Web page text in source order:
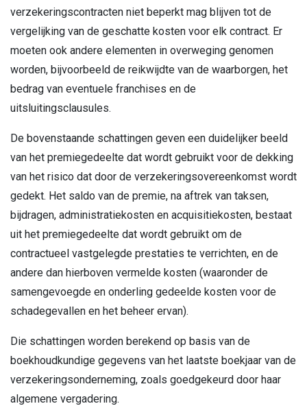
verzekeringscontracten niet beperkt mag blijven tot de
vergelijking van de geschatte kosten voor elk contract. Er
moeten ook andere elementen in overweging genomen
worden, bijvoorbeeld de reikwijdte van de waarborgen, het
bedrag van eventuele franchises en de
uitsluitingsclausules.
De bovenstaande schattingen geven een duidelijker beeld
van het premiegedeelte dat wordt gebruikt voor de dekking
van het risico dat door de verzekeringsovereenkomst wordt
gedekt. Het saldo van de premie, na aftrek van taksen,
bijdragen, administratiekosten en acquisitiekosten, bestaat
uit het premiegedeelte dat wordt gebruikt om de
contractueel vastgelegde prestaties te verrichten, en de
andere dan hierboven vermelde kosten (waaronder de
samengevoegde en onderling gedeelde kosten voor de
schadegevallen en het beheer ervan).
Die schattingen worden berekend op basis van de
boekhoudkundige gegevens van het laatste boekjaar van de
verzekeringsonderneming, zoals goedgekeurd door haar
algemene vergadering.